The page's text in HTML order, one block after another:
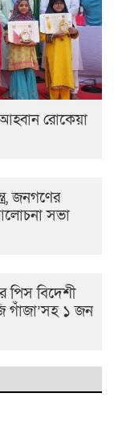
রোকেয়া
জনগণের
সভা
পিস বিদেশী
গাঁজা’সহ ১ জন